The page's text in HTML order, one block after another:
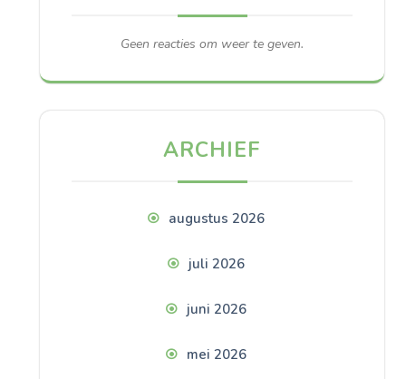
Geen reacties om weer te geven.
ARCHIEF
augustus 2026
juli 2026
juni 2026
mei 2026